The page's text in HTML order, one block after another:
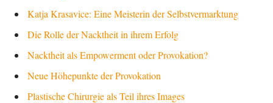
Katja Krasavice: Eine Meisterin der Selbstvermarktung
Die Rolle der Nacktheit in ihrem Erfolg
Nacktheit als Empowerment oder Provokation?
Neue Höhepunkte der Provokation
Plastische Chirurgie als Teil ihres Images